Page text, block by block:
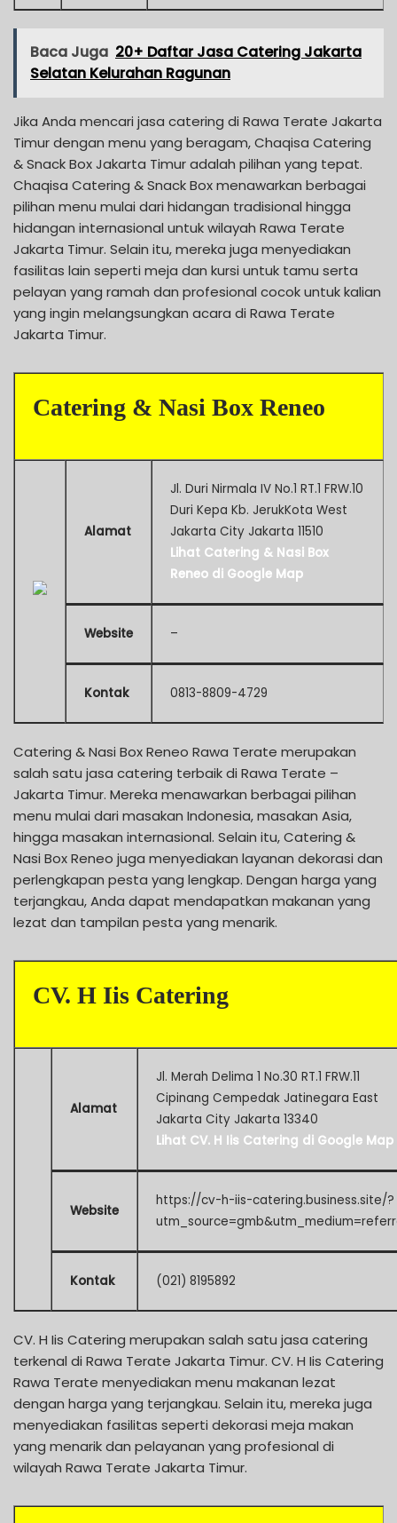
Baca Juga 20+ Daftar Jasa Catering Jakarta
Selatan Kelurahan Ragunan
Jika Anda mencari jasa catering di Rawa Terate Jakarta
Timur dengan menu yang beragam, Chaqisa Catering
& Snack Box Jakarta Timur adalah pilihan yang tepat.
Chaqisa Catering & Snack Box menawarkan berbagai
pilihan menu mulai dari hidangan tradisional hingga
hidangan internasional untuk wilayah Rawa Terate
Jakarta Timur. Selain itu, mereka juga menyediakan
fasilitas lain seperti meja dan kursi untuk tamu serta
pelayan yang ramah dan profesional cocok untuk kalian
yang ingin melangsungkan acara di Rawa Terate
Jakarta Timur.
Catering & Nasi Box Reneo
Alamat
Jl. Duri Nirmala IV No.1 RT.1 FRW.10
Duri Kepa Kb. JerukKota West
Jakarta City Jakarta 11510
Lihat Catering & Nasi Box
Reneo di Google Map
Website –
Kontak 0813-8809-4729
Catering & Nasi Box Reneo Rawa Terate merupakan
salah satu jasa catering terbaik di Rawa Terate –
Jakarta Timur. Mereka menawarkan berbagai pilihan
menu mulai dari masakan Indonesia, masakan Asia,
hingga masakan internasional. Selain itu, Catering &
Nasi Box Reneo juga menyediakan layanan dekorasi dan
perlengkapan pesta yang lengkap. Dengan harga yang
terjangkau, Anda dapat mendapatkan makanan yang
lezat dan tampilan pesta yang menarik.
CV. H Iis Catering
Alamat
Jl. Merah Delima 1 No.30 RT.1 FRW.11
Cipinang Cempedak Jatinegara East
Jakarta City Jakarta 13340
Lihat CV. H Iis Catering di Google Map
Website
https://cv-h-iis-catering.business.site/?
Kontak (021) 8195892
CV. H Iis Catering merupakan salah satu jasa catering
terkenal di Rawa Terate Jakarta Timur. CV. H Iis Catering
Rawa Terate menyediakan menu makanan lezat
dengan harga yang terjangkau. Selain itu, mereka juga
menyediakan fasilitas seperti dekorasi meja makan
yang menarik dan pelayanan yang profesional di
wilayah Rawa Terate Jakarta Timur.